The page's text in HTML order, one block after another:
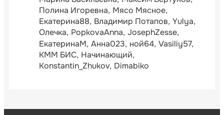
Полина Игоревна Мясо Мясное
Екатерина88 Владимир Потапов Yulya
Олечка PopkovaAnna JosephZesse
ЕкатеринаМ Анна023 ной64 Vasiliy57
КММ БИС Начинающий
Konstantin_Zhukov Dimabiko